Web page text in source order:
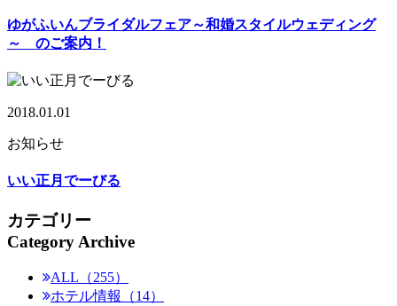
ゆがふいんブライダルフェア～和婚スタイルウェディング
～ のご案内！
2018.01.01
お知らせ
いい正月でーびる
カテゴリー
Category Archive
ALL（255）
ホテル情報（14）